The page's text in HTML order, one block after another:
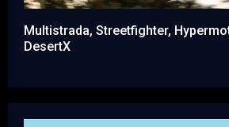
Multistrada, Streetfighter,
DesertX